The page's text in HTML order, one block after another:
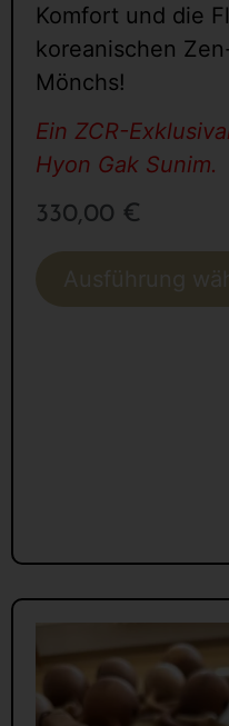
Komfort und die
koreanischen
Mönchs!
Ein ZCR-
Hyon Gak Sunim.
330,00 €